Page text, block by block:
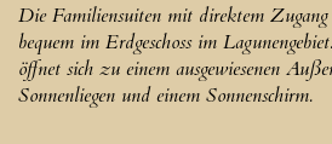
Die Familiensuiten mit direktem
bequem im Erdgeschoss im
öffnet sich zu einem ausgewiesenen
Sonnenliegen und einem Sonnenschirm.